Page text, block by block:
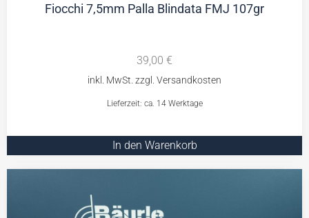
Fiocchi 7,5mm Palla Blindata FMJ 107gr
39,00 €
Lieferzeit: ca. 14 Werktage
In den Warenkorb